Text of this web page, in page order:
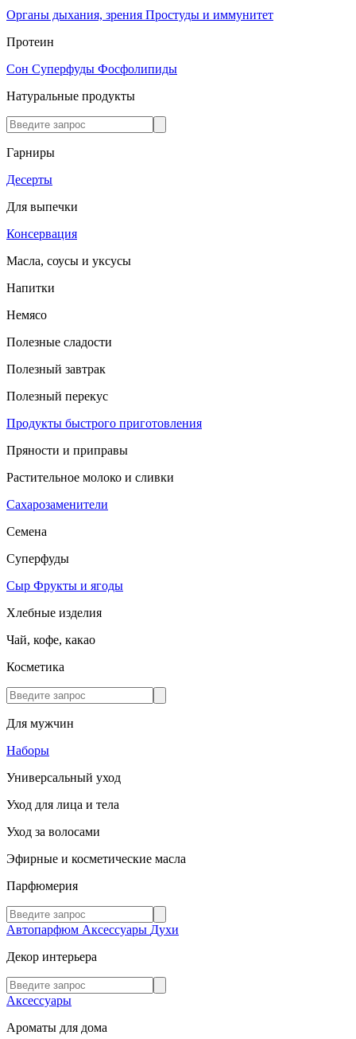
Органы дыхания, зрения Простуды и иммунитет
Протеин
Сон Суперфуды Фосфолипиды
Натуральные продукты
Гарниры
Десерты
Для выпечки
Консервация
Масла, соусы и уксусы
Напитки
Немясо
Полезные сладости
Полезный завтрак
Полезный перекус
Продукты быстрого приготовления
Пряности и приправы
Растительное молоко и сливки
Сахарозаменители
Семена
Суперфуды
Сыр Фрукты и ягоды
Хлебные изделия
Чай, кофе, какао
Косметика
Для мужчин
Наборы
Универсальный уход
Уход для лица и тела
Уход за волосами
Эфирные и косметические масла
Парфюмерия
Автопарфюм Аксессуары Духи
Декор интерьера
Аксессуары
Ароматы для дома